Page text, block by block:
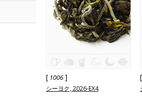
[ 1006]
シーヨク, 2026-EX4
[